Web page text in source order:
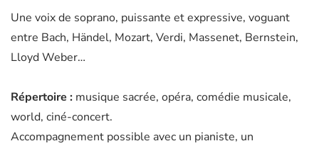
Une voix de soprano, puissante et expressive, voguant
entre Bach, Händel, Mozart, Verdi, Massenet, Bernstein,
Lloyd Weber…
Répertoire : musique sacrée, opéra, comédie musicale,
world, ciné-concert.
Accompagnement possible avec un pianiste, un